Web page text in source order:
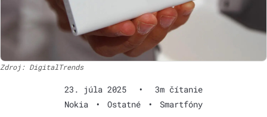
Zdroj: DigitalTrends
23. júla 2025 •
3m čítanie
Nokia
• Ostatné • Smartfóny